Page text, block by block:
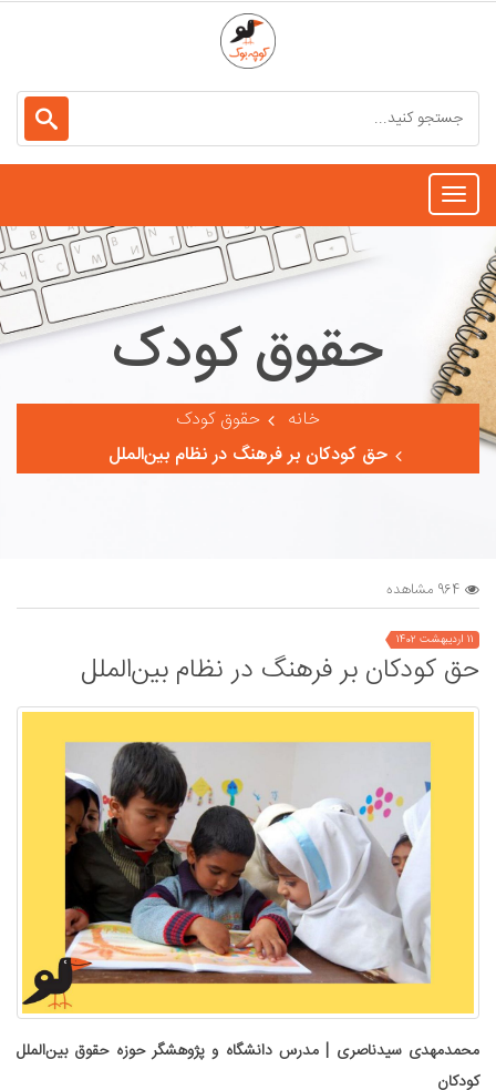
Toggle
حقوق کودک
خانه
حقوق کودک
حق کودکان بر فرهنگ در نظام بین‌الملل
964 مشاهده
11 اردیبهشت 1402
حق کودکان بر فرهنگ در نظام بین‌الملل
محمدمهدی سیدناصری | مدرس دانشگاه و پژوهشگر حوزه حقوق بین‌الملل
کودکان